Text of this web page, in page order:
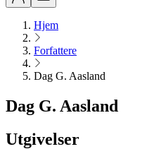
Hjem
Forfattere
Dag G. Aasland
Dag G. Aasland
Utgivelser